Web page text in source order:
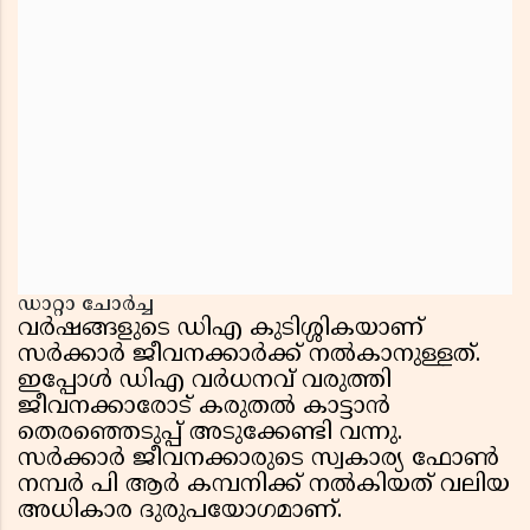
ഡാറ്റാ ചോർച്ച
വർഷങ്ങളുടെ ഡിഎ കുടിശ്ശികയാണ്
സർക്കാർ ജീവനക്കാർക്ക് നൽകാനുള്ളത്.
ഇപ്പോൾ ഡിഎ വർധനവ് വരുത്തി
ജീവനക്കാരോട് കരുതൽ കാട്ടാൻ
തെരഞ്ഞെടുപ്പ് അടുക്കേണ്ടി വന്നു.
സർക്കാർ ജീവനക്കാരുടെ സ്വകാര്യ ഫോൺ
നമ്പർ പി ആർ കമ്പനിക്ക് നൽകിയത് വലിയ
അധികാര ദുരുപയോഗമാണ്.